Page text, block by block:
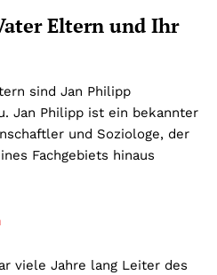
Eltern und Ihr
sind Jan Philipp
Jan Philipp ist ein bekannter
und Soziologe, der
Fachgebiets hinaus
viele Jahre lang Leiter des